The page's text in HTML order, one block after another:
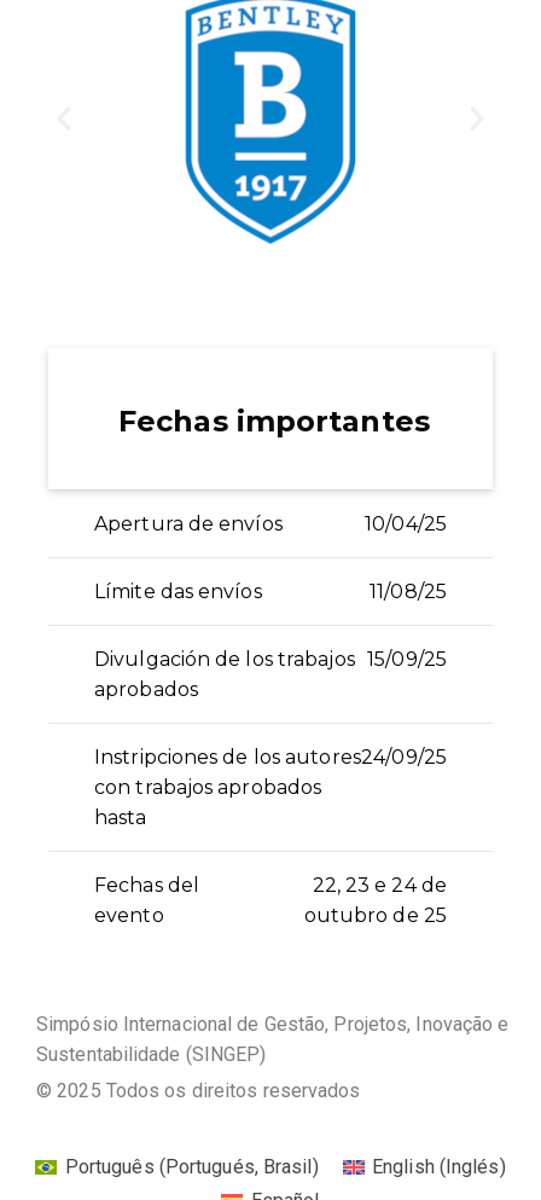
Fechas importantes
Apertura de envíos 10/04/25
Límite das envíos 11/08/25
Divulgación de los trabajos
aprobados
15/09/25
Instripciones de los autores
con trabajos aprobados
hasta
24/09/25
Fechas del
evento
22, 23 e 24 de
outubro de 25
Simpósio Internacional de Gestão, Projetos, Inovação e
Sustentabilidade (SINGEP)
© 2025 Todos os direitos reservados
Português (Portugués, Brasil) English(Inglés)